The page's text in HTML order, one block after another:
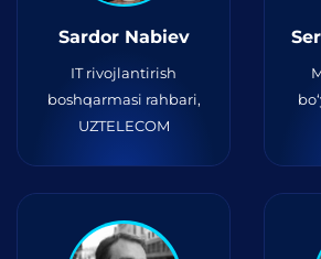
Sardor Nabiev
IT rivojlantirish
boshqarmasi rahbari,
UZTELECOM